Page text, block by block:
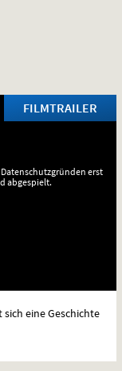
FILMTRAILER
erst
abgespielt.
eine Geschichte